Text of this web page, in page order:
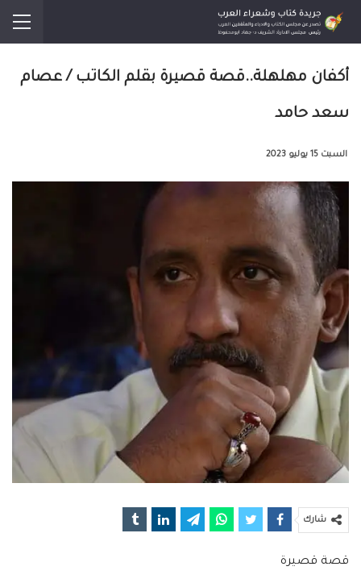
أكفان مهلهلة..قصة قصيرة بقلم الكاتب / عصام
سعد حامد
السبت 15 يوليو 2023
شارك
قصة قصيرة